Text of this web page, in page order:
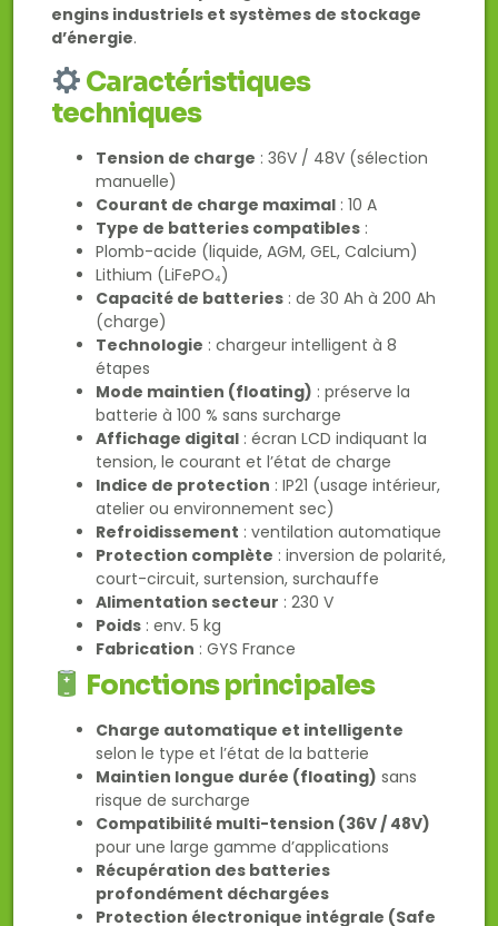
engins industriels et systèmes de stockage
d’énergie.
Caractéristiques
techniques
Tension de charge : 36V / 48V (sélection
manuelle)
Courant de charge maximal : 10 A
Type de batteries compatibles :
Plomb-acide (liquide, AGM, GEL, Calcium)
Lithium (LiFePO₄)
Capacité de batteries : de 30 Ah à 200 Ah
(charge)
Technologie : chargeur intelligent à 8
étapes
Mode maintien (floating) : préserve la
batterie à 100 % sans surcharge
Affichage digital : écran LCD indiquant la
tension, le courant et l’état de charge
Indice de protection : IP21 (usage intérieur,
atelier ou environnement sec)
Refroidissement : ventilation automatique
Protection complète : inversion de polarité,
court-circuit, surtension, surchauffe
Alimentation secteur : 230 V
Poids : env. 5 kg
Fabrication : GYS France
Fonctions principales
Charge automatique et intelligente
selon le type et l’état de la batterie
Maintien longue durée (floating) sans
risque de surcharge
Compatibilité multi-tension (36V / 48V)
pour une large gamme d’applications
Récupération des batteries
profondément déchargées
Protection électronique intégrale (Safe